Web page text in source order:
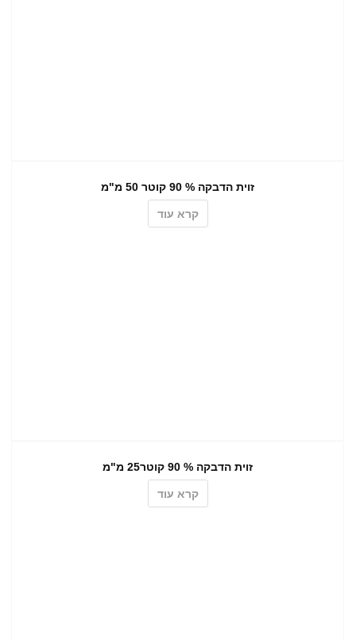
זוית הדבקה % 90 קוטר 50 מ"מ
קרא עוד
זוית הדבקה % 90 קוטר25 מ"מ
קרא עוד